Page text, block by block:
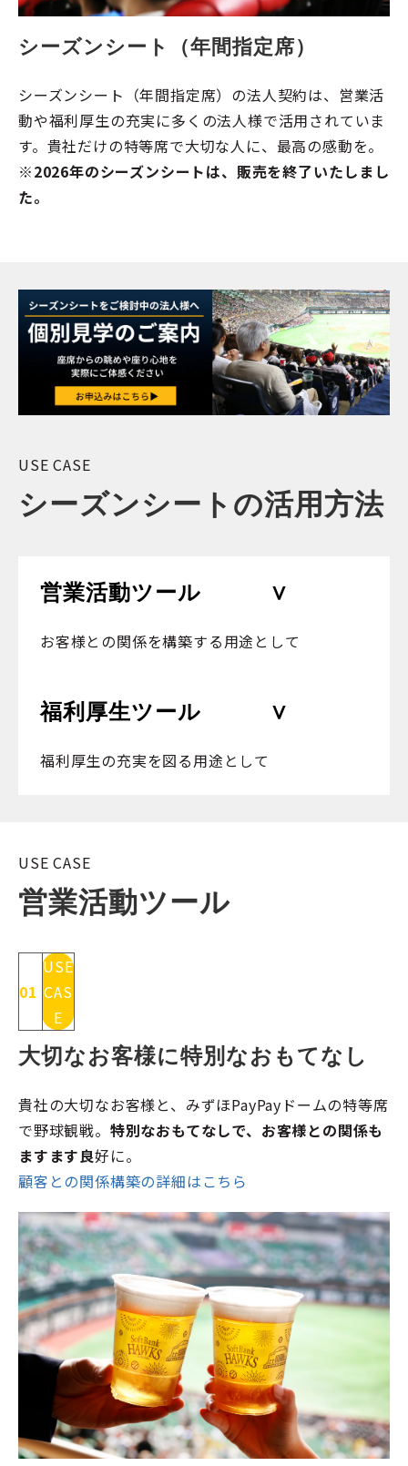
シーズンシート（年間指定席）
シーズンシート（年間指定席）の法人契約は、営業活
動や福利厚生の充実に多くの法人様で活用されていま
す。貴社だけの特等席で大切な人に、最高の感動を。
※2026年のシーズンシートは、販売を終了いたしまし
た。
USE CASE
シーズンシートの活用方法
営業活動ツール　　　∨
お客様との関係を構築する用途として
福利厚生ツール ∨
福利厚生の充実を図る用途として
USE CASE
営業活動ツール
01
USE
CAS
E
大切なお客様に特別なおもてなし
貴社の大切なお客様と、みずほPayPayドームの特等席
で野球観戦。 特別なおもてなしで、お客様との関係も
ますます良好に。
顧客との関係構築の詳細はこちら